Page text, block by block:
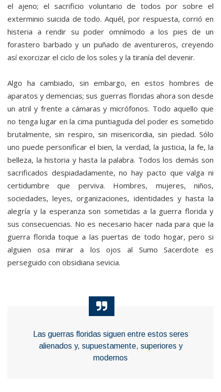
el ajeno; el sacrificio voluntario de todos por sobre el
exterminio suicida de todo. Aquél, por respuesta, corrió en
histeria a rendir su poder omnímodo a los pies de un
forastero barbado y un puñado de aventureros, creyendo
así exorcizar el ciclo de los soles y la tiranía del devenir.
Algo ha cambiado, sin embargo, en estos hombres de
aparatos y demencias; sus guerras floridas ahora son desde
un atril y frente a cámaras y micrófonos. Todo aquello que
no tenga lugar en la cima puntiaguda del poder es sometido
brutalmente, sin respiro, sin misericordia, sin piedad. Sólo
uno puede personificar el bien, la verdad, la justicia, la fe, la
belleza, la historia y hasta la palabra. Todos los demás son
sacrificados despiadadamente, no hay pacto que valga ni
certidumbre que perviva. Hombres, mujeres, niños,
sociedades, leyes, organizaciones, identidades y hasta la
alegría y la esperanza son sometidas a la guerra florida y
sus consecuencias. No es necesario hacer nada para que la
guerra florida toque a las puertas de todo hogar, pero si
alguien osa mirar a los ojos al Sumo Sacerdote es
perseguido con obsidiana sevicia.
Las guerras floridas siguen entre estos seres
alienados y, supuestamente, superiores y
modernos